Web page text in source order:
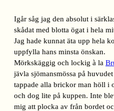
Igår såg jag den absolut i
skådat med blotta ögat i hela
Jag hade kunnat äta upp hela
uppfylla hans minsta önskan.
Mörkskäggig och lockig à la
jävla sjömansmössa på
tappade alla brickor man höll i
och dog lite på kuppen. Inte
mig att plocka av från bordet